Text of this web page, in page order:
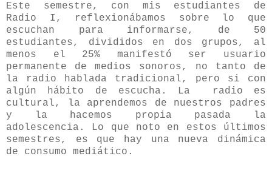
Este semestre, con mis estudiantes de
Radio I, reflexionábamos sobre lo que
escuchan para informarse, de 50
estudiantes, divididos en dos grupos, al
menos el 25% manifestó ser usuario
permanente de medios sonoros, no tanto de
la radio hablada tradicional, pero si con
algún hábito de escucha. La radio es
cultural, la aprendemos de nuestros padres
y la hacemos propia pasada la
adolescencia. Lo que noto en estos últimos
semestres, es que hay una nueva dinámica
de consumo mediático.